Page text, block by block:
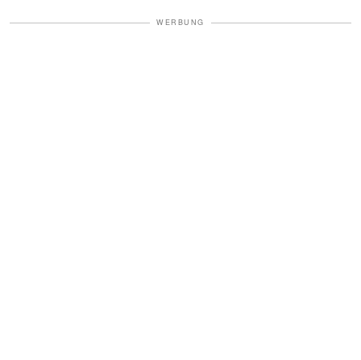
WERBUNG